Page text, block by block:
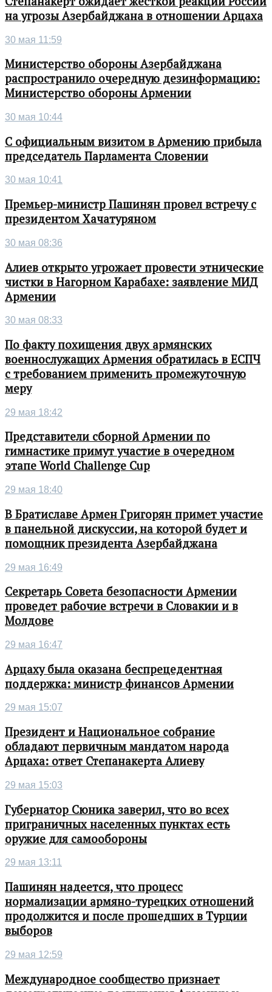
на угрозы Азербайджана в отношении Арцаха
30 мая 11:59
Министерство обороны Азербайджана
распространило очередную дезинформацию:
Министерство обороны Армении
30 мая 10:44
С официальным визитом в Армению прибыла
председатель Парламента Словении
30 мая 10:41
Премьер-министр Пашинян провел встречу с
президентом Хачатуряном
30 мая 08:36
Алиев открыто угрожает провести этнические
чистки в Нагорном Карабахе: заявление МИД
Армении
30 мая 08:33
По факту похищения двух армянских
военнослужащих Армения обратилась в ЕСПЧ
с требованием применить промежуточную
меру
29 мая 18:42
Представители сборной Армении по
гимнастике примут участие в очередном
этапе World Challenge Cup
29 мая 18:40
В Братиславе Армен Григорян примет участие
в панельной дискуссии, на которой будет и
помощник президента Азербайджана
29 мая 16:49
Секретарь Совета безопасности Армении
проведет рабочие встречи в Словакии и в
Молдове
29 мая 16:47
Арцаху была оказана беспрецедентная
поддержка: министр финансов Армении
29 мая 15:07
Президент и Национальное собрание
обладают первичным мандатом народа
Арцаха: ответ Степанакерта Алиеву
29 мая 15:03
Губернатор Сюника заверил, что во всех
приграничных населенных пунктах есть
оружие для самообороны
29 мая 13:11
Пашинян надеется, что процесс
нормализации армяно-турецких отношений
продолжится и после прошедших в Турции
выборов
29 мая 12:59
Международное сообщество признает